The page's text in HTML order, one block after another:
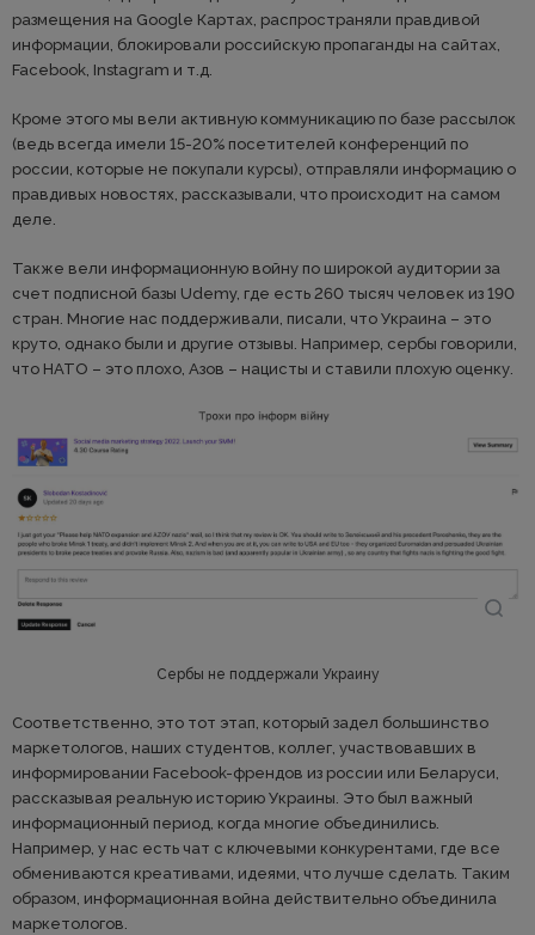
размещения на Google Картах, распространяли правдивой
информации, блокировали российскую пропаганды на сайтах,
Facebook, Instagram и т.д.
Кроме этого мы вели активную коммуникацию по базе рассылок
(ведь всегда имели 15-20% посетителей конференций по
россии, которые не покупали курсы), отправляли информацию о
правдивых новостях, рассказывали, что происходит на самом
деле.
Также вели информационную войну по широкой аудитории за
счет подписной базы Udemy, где есть 260 тысяч человек из 190
стран. Многие нас поддерживали, писали, что Украина – это
круто, однако были и другие отзывы. Например, сербы говорили,
что НАТО – это плохо, Азов – нацисты и ставили плохую оценку.
Сербы не поддержали Украину
Соответственно, это тот этап, который задел большинство
маркетологов, наших студентов, коллег, участвовавших в
информировании Facebook-френдов из россии или Беларуси,
рассказывая реальную историю Украины. Это был важный
информационный период, когда многие объединились.
Например, у нас есть чат с ключевыми конкурентами, где все
обмениваются креативами, идеями, что лучше сделать. Таким
образом, информационная война действительно объединила
маркетологов.